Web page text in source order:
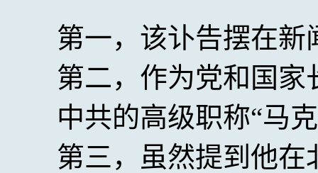
第一，该讣告摆在新
第二，作为党和国
中共的高级职称“马
第三，虽然提到他